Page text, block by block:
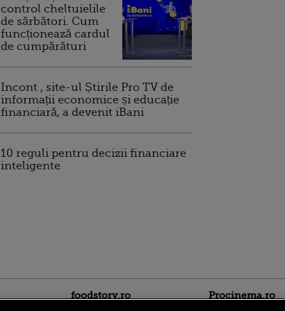
control cheltuielile
de sărbători. Cum
funcționează cardul
de cumpărături
Incont , site-ul Știrile Pro TV de
informații economice și educație
financiară, a devenit iBani
10 reguli pentru decizii financiare
inteligente
foodstory.ro Procinema.ro